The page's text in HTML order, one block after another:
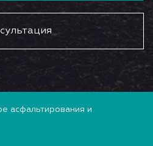
асфальтирования и